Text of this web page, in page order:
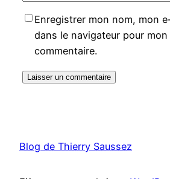
Enregistrer mon nom, mon
dans le navigateur pour
commentaire.
Blog de Thierry Saussez